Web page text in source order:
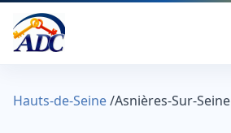
Hauts-de-Seine/Asnières-Sur-Seine